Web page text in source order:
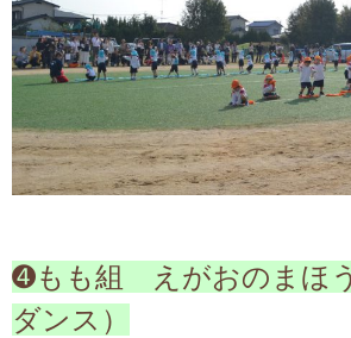
➍もも組 えがおのまほ
ダンス）